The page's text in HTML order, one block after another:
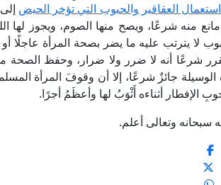
استعمال العقاقير والحبوب التي تؤخر الحيض
مانع منه شرعًا، ويصح منها الصوم، ويجوز لها
لا يترتب عليه ما يضر بصحة المرأة
شرعًا أنه لا ضرر ولا ضرار، وحفظ
الوسيلة جائزٌ شرعًا، إلا أن وقوفَ المرأة
الإفطار أثناءه أَثْوَبُ لها وأعظَمُ أجرًا.
سبحانه وتعالى أعلم.